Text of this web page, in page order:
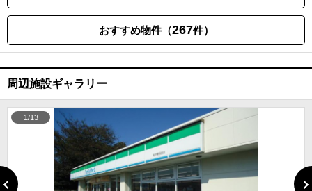
おすすめ物件（267件）
周辺施設ギャラリー
1/13